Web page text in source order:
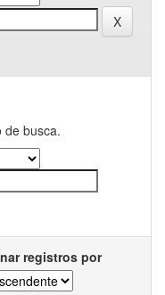
de busca.
registros por